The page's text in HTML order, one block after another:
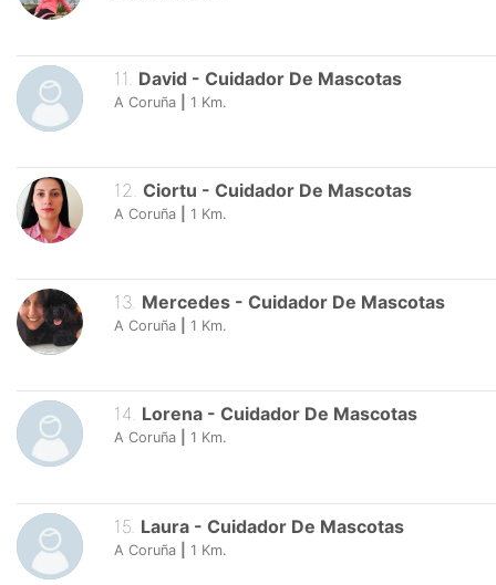
11 David - Cuidador De Mascotas
A Coruña 1 Km.
12 Ciortu - Cuidador De Mascotas
A Coruña 1 Km.
13. Mercedes - Cuidador De Mascotas
A Coruña 1 Km.
14. Lorena - Cuidador De Mascotas
A Coruña 1 Km.
15 Laura - Cuidador De Mascotas
A Coruña 1 Km.